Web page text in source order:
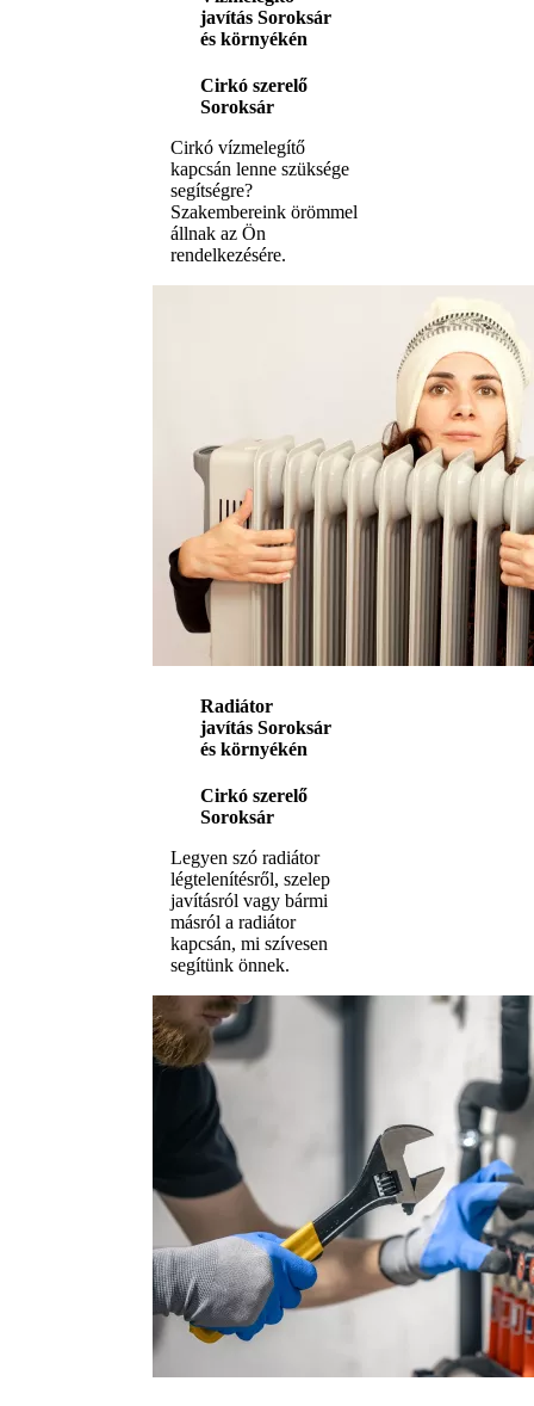
javítás Soroksár
és környékén
Cirkó szerelő
Soroksár
Cirkó vízmelegítő
kapcsán lenne szüksége
segítségre?
Szakembereink örömmel
állnak az Ön
rendelkezésére.
Radiátor
javítás Soroksár
és környékén
Cirkó szerelő
Soroksár
Legyen szó radiátor
légtelenítésről, szelep
javításról vagy bármi
másról a radiátor
kapcsán, mi szívesen
segítünk önnek.